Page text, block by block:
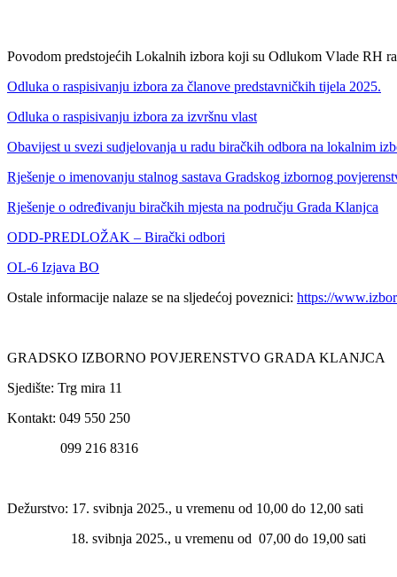
Povodom predstojećih Lokalnih izbora koji su Odlukom Vlade RH
Odluka o raspisivanju izbora za članove predstavničkih tijela 2025.
Odluka o raspisivanju izbora za izvršnu vlast
Obavijest u svezi sudjelovanja u radu biračkih odbora na lokalnim
Rješenje o imenovanju stalnog sastava Gradskog izbornog
Rješenje o određivanju biračkih mjesta na području Grada Klanjca
ODD-PREDLOŽAK – Birački odbori
OL-6 Izjava BO
Ostale informacije nalaze se na sljedećoj poveznici: https://
GRADSKO IZBORNO POVJERENSTVO GRADA KLANJCA
Sjedište: Trg mira 11
Kontakt: 049 550 250
099 216 8316
Dežurstvo: 17. svibnja 2025., u vremenu od 10,00 do 12,00 sati
18. svibnja 2025., u vremenu od 07,00 do 19,00 sati